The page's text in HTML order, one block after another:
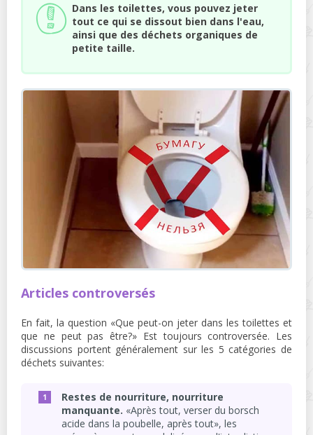
Dans les toilettes, vous pouvez jeter
tout ce qui se dissout bien dans l'eau,
ainsi que des déchets organiques de
petite taille.
Articles controversés
En fait, la question «Que peut-on jeter dans les toilettes et
que ne peut pas être?» Est toujours controversée. Les
discussions portent généralement sur les 5 catégories de
déchets suivantes:
Restes de nourriture, nourriture
manquante. «Après tout, verser du borsch
acide dans la poubelle, après tout», les